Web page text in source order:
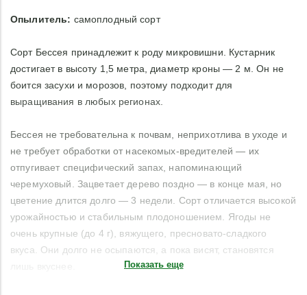
Опылитель: самоплодный сорт
Сорт Бессея принадлежит к роду микровишни. Кустарник
достигает в высоту 1,5 метра, диаметр кроны — 2 м. Он не
боится засухи и морозов, поэтому подходит для
выращивания в любых регионах.
Бессея не требовательна к почвам, неприхотлива в уходе и
не требует обработки от насекомых-вредителей — их
отпугивает специфический запах, напоминающий
черемуховый. Зацветает дерево поздно — в конце мая, но
цветение длится долго — 3 недели. Сорт отличается высокой
урожайностью и стабильным плодоношением. Ягоды не
очень крупные (до 4 г), вяжущего, пресновато-сладкого
вкуса. Они долго не осыпаются, а пока висят, становятся
Показать еще